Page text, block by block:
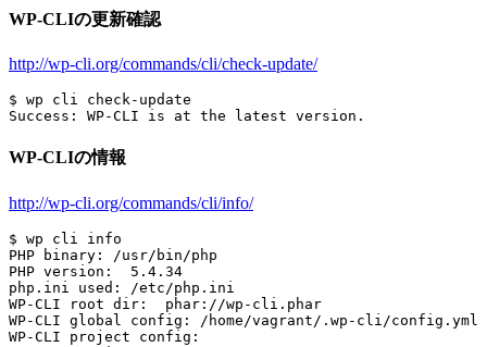
WP-CLIの更新確認
http://wp-cli.org/commands/cli/check-update/
$ wp cli check-update
WP-CLIの情報
http://wp-cli.org/commands/cli/info/
$ wp cli info
PHP binary: /usr/bin/php
PHP version:  5.4.34
php.ini used: /etc/php.ini
WP-CLI root dir:  phar://wp-cli.phar
WP-CLI global config: /home/vagrant/.wp-cli/config.yml
WP-CLI project config: